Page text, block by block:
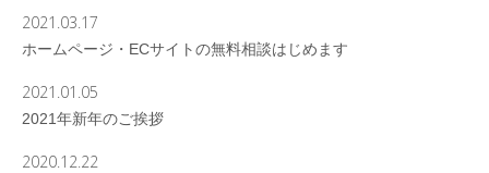
2021.03.17
ホームページ・ECサイトの無料相談はじめます
2021.01.05
2021年新年のご挨拶
2020.12.22